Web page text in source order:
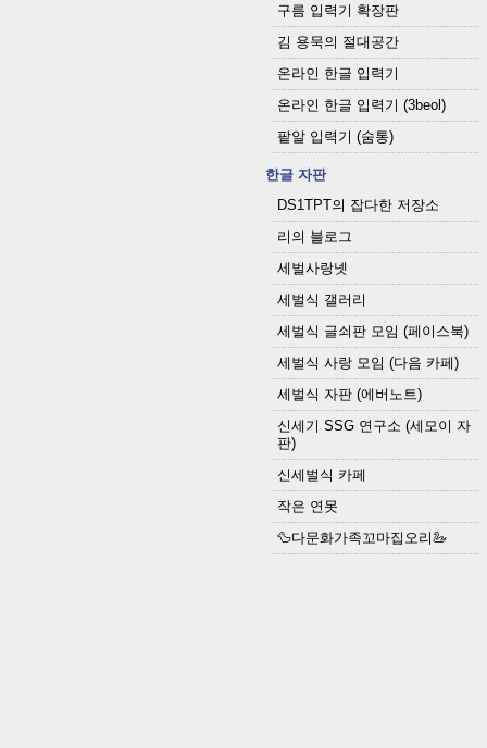
구름 입력기 확장판
김 용묵의 절대공간
온라인 한글 입력기
온라인 한글 입력기 (3beol)
팥알 입력기 (숨통)
한글 자판
DS1TPT의 잡다한 저장소
리의 블로그
세벌사랑넷
세벌식 갤러리
세벌식 글쇠판 모임 (페이스북)
세벌식 사랑 모임 (다음 카페)
세벌식 자판 (에버노트)
신세기 SSG 연구소 (세모이 자
판)
신세벌식 카페
작은 연못
🦆다문화가족꼬마집오리🦢